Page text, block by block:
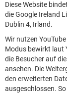
Diese Website
die Google Ireland
Dublin 4, Irland.
Wir nutzen
Modus bewirkt laut
die Besucher auf
ansehen. Die
den erweiterten
ausgeschlossen.